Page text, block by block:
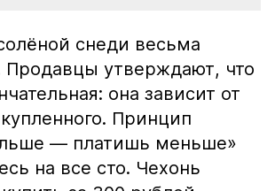
снеди весьма
Продавцы утверждают, что
она зависит от
Принцип
— платишь меньше»
на все сто. Чехонь